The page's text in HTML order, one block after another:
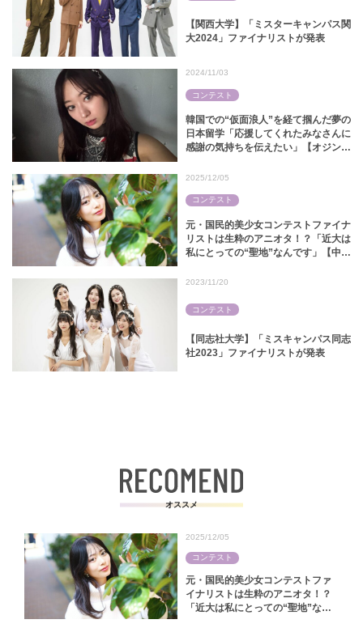
【関西大学】「ミスターキャンパス関
大2024」ファイナリストが発表
韓国での“仮面浪人”を経て掴んだ夢の
日本留学「応援してくれたみなさんに
感謝の気持ちを伝えたい」【オジンソ
2024/11/03
コンテスト
元・国民的美少女コンテストファイナ
リストは生粋のアニオタ！？「近大は
私にとっての“聖地”なんです」【中田
2025/12/05
コンテスト
【同志社大学】「ミスキャンパス同志
社2023」ファイナリストが発表
2023/11/20
コンテスト
オススメ
元・国民的美少女コンテストファ
イナリストは生粋のアニオタ！？
「近大は私にとっての“聖地”なん
2025/12/05
コンテスト